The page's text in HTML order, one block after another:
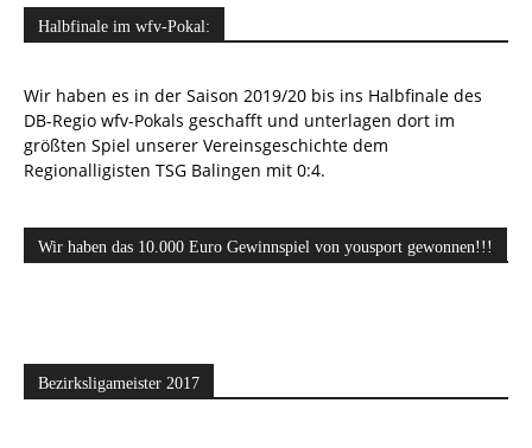
Halbfinale im wfv-Pokal:
Wir haben es in der Saison 2019/20 bis ins Halbfinale des
DB-Regio wfv-Pokals geschafft und unterlagen dort im
größten Spiel unserer Vereinsgeschichte dem
Regionalligisten TSG Balingen mit 0:4.
Wir haben das 10.000 Euro Gewinnspiel von yousport gewonnen!!!
Bezirksligameister 2017